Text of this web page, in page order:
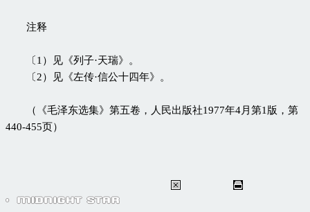
注释
〔1）见《列子·天瑞》。
〔2）见《左传·信公十四年》。
（《毛泽东选集》第五卷，人民出版社1977年4月第1版，第
440-455页）